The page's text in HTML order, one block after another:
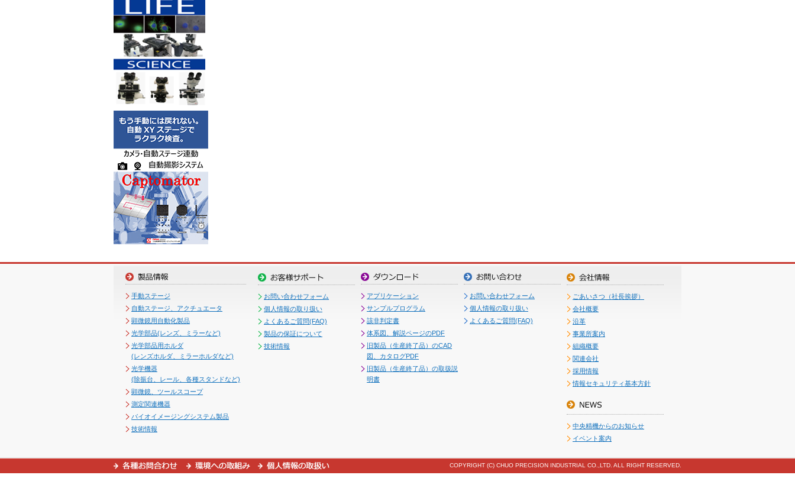
手動ステージ
自動ステージ、アクチュエータ
顕微鏡用自動化製品
光学部品(レンズ、ミラーなど)
光学部品用ホルダ
(レンズホルダ、ミラーホルダなど)
光学機器
(除振台、レール、各種スタンドなど)
顕微鏡、ツールスコープ
測定関連機器
バイオイメージングシステム製品
技術情報
お問い合わせフォーム
個人情報の取り扱い
よくあるご質問(FAQ)
製品の保証について
技術情報
アプリケーション
サンプルプログラム
該非判定書
体系図、解説ページのPDF
旧製品（生産終了品）のCAD
図、カタログPDF
旧製品（生産終了品）の取扱説
明書
お問い合わせフォーム
個人情報の取り扱い
よくあるご質問(FAQ)
ごあいさつ（社長挨拶）
会社概要
沿革
事業所案内
組織概要
関連会社
採用情報
情報セキュリティ基本方針
中央精機からのお知らせ
イベント案内
COPYRIGHT (C) CHUO PRECISION INDUSTRIAL CO.,LTD. ALL RIGHT RESERVED.